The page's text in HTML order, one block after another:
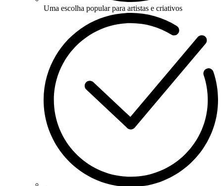
Uma escolha popular para artistas e criativos